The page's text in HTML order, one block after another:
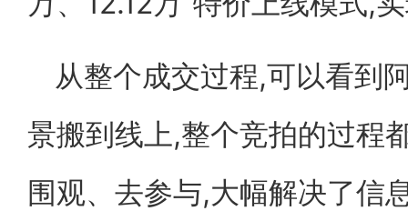
从整个成交过程,可以看到
景搬到线上,整个竞拍的过程
围观、去参与,大幅解决了信